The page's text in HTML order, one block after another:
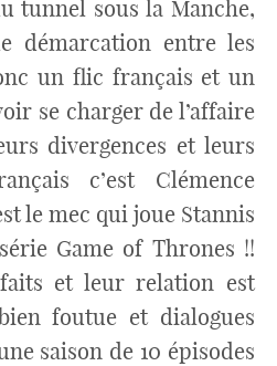
tunnel sous la Manche,
démarcation entre les
un flic français et un
se charger de l’affaire
divergences et leurs
c’est Clémence
le mec qui joue Stannis
Game of Thrones !!
et leur relation est
foutue et dialogues
saison de 10 épisodes